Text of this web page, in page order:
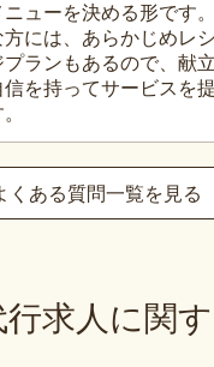
ューを決める形です。
には、あらかじめレ
ランもあるので、献
信を持ってサービスを
くある質問一覧を見る
行求人に関